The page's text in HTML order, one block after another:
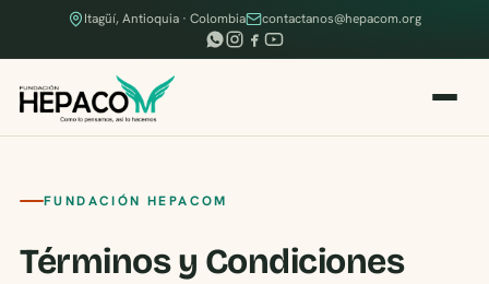
Itagüí, Antioquia · Colombia contactanos@hepacom.org
FUNDACIÓN HEPACOM
Términos y Condiciones